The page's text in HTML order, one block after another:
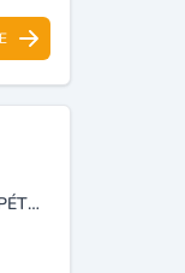
CONSTRUCTION, INSTALLATION DES CANALISATIONS DE GAZ ET DE PÉTROLE.